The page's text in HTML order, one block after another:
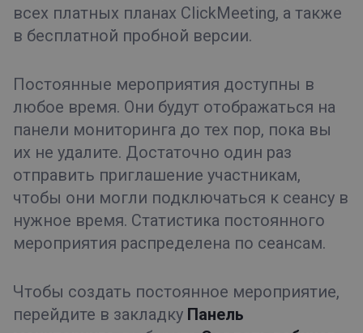
всех платных планах ClickMeeting, а также
в бесплатной пробной версии.
Постоянные мероприятия доступны в
любое время. Они будут отображаться на
панели мониторинга до тех пор, пока вы
их не удалите. Достаточно один раз
отправить приглашение участникам,
чтобы они могли подключаться к сеансу в
нужное время. Статистика постоянного
мероприятия распределена по сеансам.
Чтобы создать постоянное мероприятие,
перейдите в закладку Панель